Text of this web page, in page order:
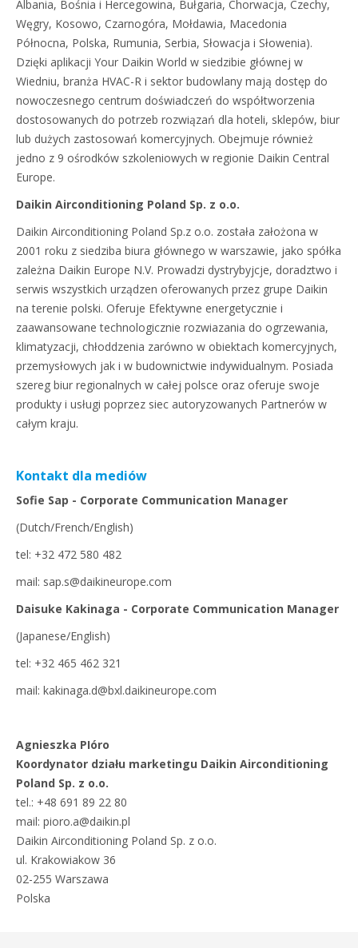
Albania, Bośnia i Hercegowina, Bułgaria, Chorwacja, Czechy,
Węgry, Kosowo, Czarnogóra, Mołdawia, Macedonia
Północna, Polska, Rumunia, Serbia, Słowacja i Słowenia).
Dzięki aplikacji Your Daikin World w siedzibie głównej w
Wiedniu, branża HVAC-R i sektor budowlany mają dostęp do
nowoczesnego centrum doświadczeń do współtworzenia
dostosowanych do potrzeb rozwiązań dla hoteli, sklepów, biur
lub dużych zastosowań komercyjnych. Obejmuje również
jedno z 9 ośrodków szkoleniowych w regionie Daikin Central
Europe.
Daikin Airconditioning Poland Sp. z o.o.
Daikin Airconditioning Poland Sp.z o.o. została założona w
2001 roku z siedziba biura głównego w warszawie, jako spółka
zależna Daikin Europe N.V. Prowadzi dystrybyjcje, doradztwo i
serwis wszystkich urządzen oferowanych przez grupe Daikin
na terenie polski. Oferuje Efektywne energetycznie i
zaawansowane technologicznie rozwiazania do ogrzewania,
klimatyzacji, chłoddzenia zarówno w obiektach komercyjnych,
przemysłowych jak i w budownictwie indywidualnym. Posiada
szereg biur regionalnych w całej polsce oraz oferuje swoje
produkty i usługi poprzez siec autoryzowanych Partnerów w
całym kraju.
Kontakt dla mediów
Sofie Sap - Corporate Communication Manager
(Dutch/French/English)
tel: +32 472 580 482
mail: sap.s@daikineurope.com
Daisuke Kakinaga - Corporate Communication Manager
(Japanese/English)
tel: +32 465 462 321
mail: kakinaga.d@bxl.daikineurope.com
Agnieszka PIóro
Koordynator działu marketingu Daikin Airconditioning
Poland Sp. z o.o.
tel.: +48 691 89 22 80
mail: pioro.a@daikin.pl
Daikin Airconditioning Poland Sp. z o.o.
ul. Krakowiakow 36
02-255 Warszawa
Polska